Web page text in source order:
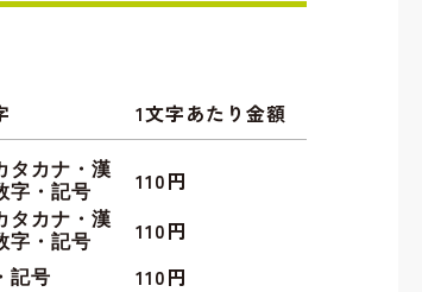
1文字あたり金額
タカナ・漢
字・記号
110円
タカナ・漢
字・記号
110円
記号 110円